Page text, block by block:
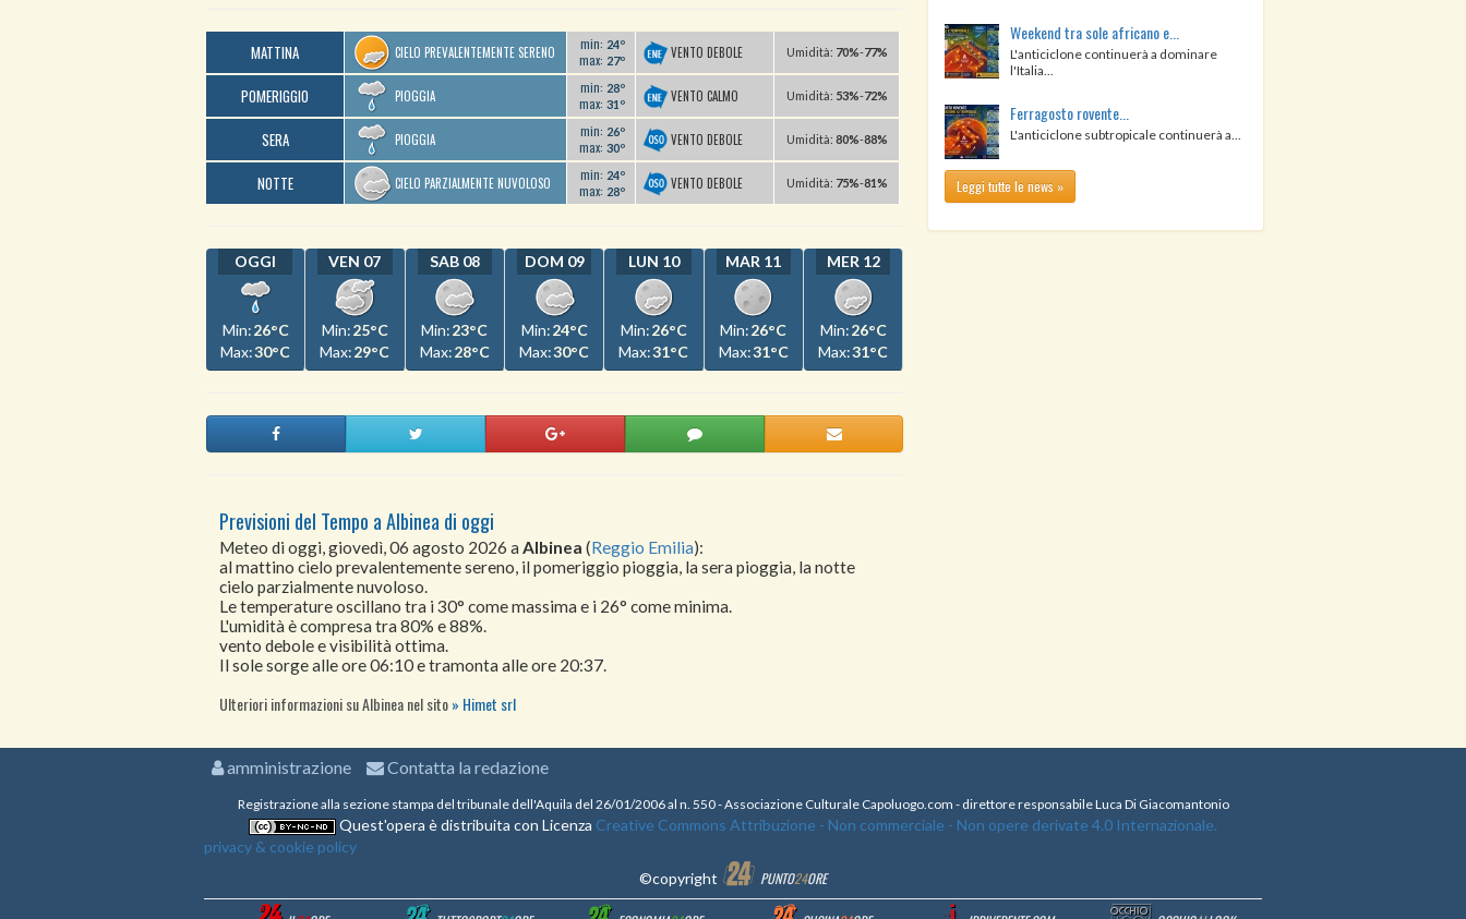
MATTINA CIELO PREVALENTEMENTE SERENO min: 24º
max: 27º VENTO DEBOLE Umidità: 70%-77%
POMERIGGIO PIOGGIA min: 28º
max: 31º VENTO CALMO Umidità: 53%-72%
SERA PIOGGIA min: 26º
max: 30º VENTO DEBOLE Umidità: 80%-88%
NOTTE CIELO PARZIALMENTE NUVOLOSO min: 24º
max: 28º VENTO DEBOLE Umidità: 75%-81%
OGGI
Min:26°C
Max:30°C
VEN 07
Min:25°C
Max:29°C
SAB 08
Min:23°C
Max:28°C
DOM 09
Min:24°C
Max:30°C
LUN 10
Min:26°C
Max:31°C
MAR 11
Min:26°C
Max:31°C
MER 12
Min:26°C
Max:31°C
Previsioni del Tempo a Albinea di oggi
Meteo di oggi, giovedì, 06 agosto 2026 a Albinea (Reggio Emilia):
al mattino cielo prevalentemente sereno, il pomeriggio pioggia, la sera pioggia, la notte
cielo parzialmente nuvoloso.
Le temperature oscillano tra i 30° come massima e i 26° come minima.
L'umidità è compresa tra 80% e 88%.
vento debole e visibilità ottima.
Il sole sorge alle ore 06:10 e tramonta alle ore 20:37.
Ulteriori informazioni su Albinea nel sito Himet srl
Weekend tra sole africano e...
L'anticiclone continuerà a dominare
l'Italia...
Ferragosto rovente...
L'anticiclone subtropicale continuerà a...
Leggi tutte le news »
amministrazione Contatta la redazione
Registrazione alla sezione stampa del tribunale dell'Aquila del 26/01/2006 al n. 550 - Associazione Culturale Capoluogo.com - direttore responsabile Luca Di Giacomantonio
Quest'opera è distribuita con Licenza Creative Commons Attribuzione - Non commerciale - Non opere derivate 4.0 Internazionale.
privacy & cookie policy
©copyright
PUNTO24ORE